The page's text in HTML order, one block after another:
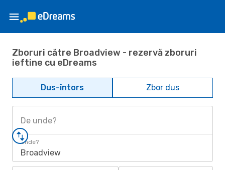
Zboruri către Broadview - rezervă zboruri
ieftine cu eDreams
Dus-întors Zbor dus
De unde?
Unde?
Broadview